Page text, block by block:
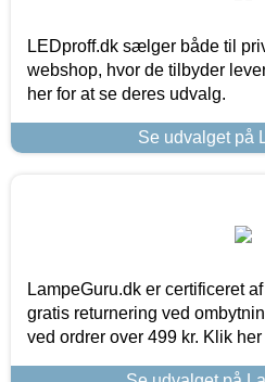
LEDproff.dk sælger både til
webshop, hvor de tilbyder
her for at se deres udvalg.
Se udvalget på
LampeGuru.dk er certificeret
gratis returnering ved
ved ordrer over 499 kr. Klik